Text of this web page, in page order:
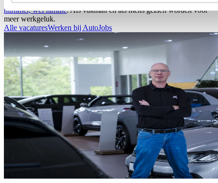
nummer, wél familie. Als vakman én als mens gezien worden voor
meer werkgeluk.
Alle vacaturesWerken bij AutoJobs